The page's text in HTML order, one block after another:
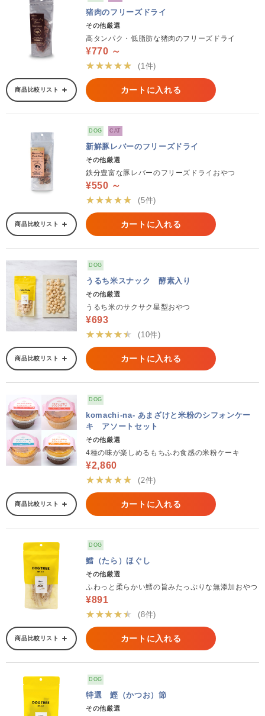
猪肉のフリーズドライ
その他厳選
高タンパク・低脂肪な猪肉のフリーズドライ
¥770 ～
★★★★★
(1件)
商品比較リスト カートに入れる
DOG CAT
新鮮豚レバーのフリーズドライ
その他厳選
鉄分豊富な豚レバーのフリーズドライおやつ
¥550 ～
★★★★★
(5件)
商品比較リスト カートに入れる
DOG
うるち米スナック 酵素入り
その他厳選
うるち米のサクサク星型おやつ
¥693
★★★★★
(10件)
商品比較リスト カートに入れる
DOG
komachi-na- あまざけと米粉のシフォンケー
キ アソートセット
その他厳選
4種の味が楽しめるもちふわ食感の米粉ケーキ
¥2,860
★★★★★
(2件)
商品比較リスト カートに入れる
DOG
鱈（たら）ほぐし
その他厳選
ふわっと柔らかい鱈の旨みたっぷりな無添加おやつ
¥891
★★★★★
(8件)
商品比較リスト カートに入れる
DOG
特選 鰹（かつお）節
その他厳選